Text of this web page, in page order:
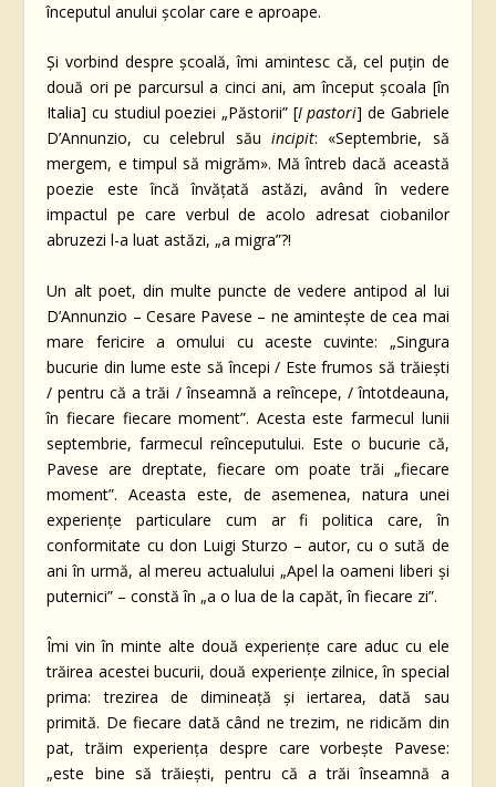
începutul anului școlar care e aproape.
Și vorbind despre școală, îmi amintesc că, cel puțin de
două ori pe parcursul a cinci ani, am început școala [în
Italia] cu studiul poeziei „Păstorii” [I pastori] de Gabriele
D’Annunzio, cu celebrul său incipit: «Septembrie, să
mergem, e timpul să migrăm». Mă întreb dacă această
poezie este încă învățată astăzi, având în vedere
impactul pe care verbul de acolo adresat ciobanilor
abruzezi l-a luat astăzi, „a migra”?!
Un alt poet, din multe puncte de vedere antipod al lui
D’Annunzio – Cesare Pavese – ne amintește de cea mai
mare fericire a omului cu aceste cuvinte: „Singura
bucurie din lume este să începi / Este frumos să trăiești
/ pentru că a trăi / înseamnă a reîncepe, / întotdeauna,
în fiecare fiecare moment”. Acesta este farmecul lunii
septembrie, farmecul reînceputului. Este o bucurie că,
Pavese are dreptate, fiecare om poate trăi „fiecare
moment”. Aceasta este, de asemenea, natura unei
experiențe particulare cum ar fi politica care, în
conformitate cu don Luigi Sturzo – autor, cu o sută de
ani în urmă, al mereu actualului „Apel la oameni liberi și
puternici” – constă în „a o lua de la capăt, în fiecare zi”.
Îmi vin în minte alte două experiențe care aduc cu ele
trăirea acestei bucurii, două experiențe zilnice, în special
prima: trezirea de dimineață și iertarea, dată sau
primită. De fiecare dată când ne trezim, ne ridicăm din
pat, trăim experiența despre care vorbește Pavese:
„este bine să trăiești, pentru că a trăi înseamnă a